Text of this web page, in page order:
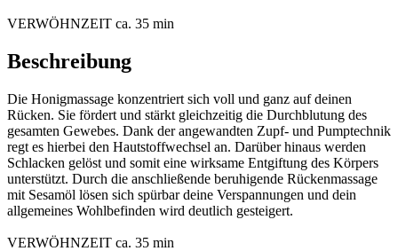
VERWÖHNZEIT ca. 35 min
Beschreibung
Die Honigmassage konzentriert sich voll und ganz auf deinen
Rücken. Sie fördert und stärkt gleichzeitig die Durchblutung des
gesamten Gewebes. Dank der angewandten Zupf- und Pumptechnik
regt es hierbei den Hautstoffwechsel an. Darüber hinaus werden
Schlacken gelöst und somit eine wirksame Entgiftung des Körpers
unterstützt. Durch die anschließende beruhigende Rückenmassage
mit Sesamöl lösen sich spürbar deine Verspannungen und dein
allgemeines Wohlbefinden wird deutlich gesteigert.
VERWÖHNZEIT ca. 35 min